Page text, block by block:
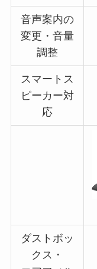
音声案内の
変更・音量
調整
スマートス
ピーカー対
応
ダストボッ
クス・